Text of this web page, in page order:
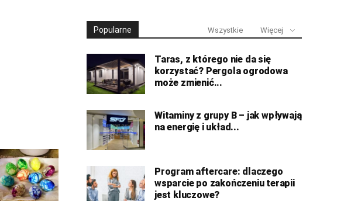
Popularne Wszystkie Więcej
Taras, z którego nie da się
korzystać? Pergola ogrodowa
może zmienić...
Witaminy z grupy B – jak wpływają
na energię i układ...
Program aftercare: dlaczego
wsparcie po zakończeniu terapii
jest kluczowe?